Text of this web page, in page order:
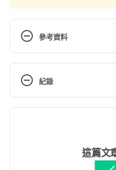
參考資料
supplements/
http://
Accessed
紀錄
Chuck Huang
賴建翰
這篇文